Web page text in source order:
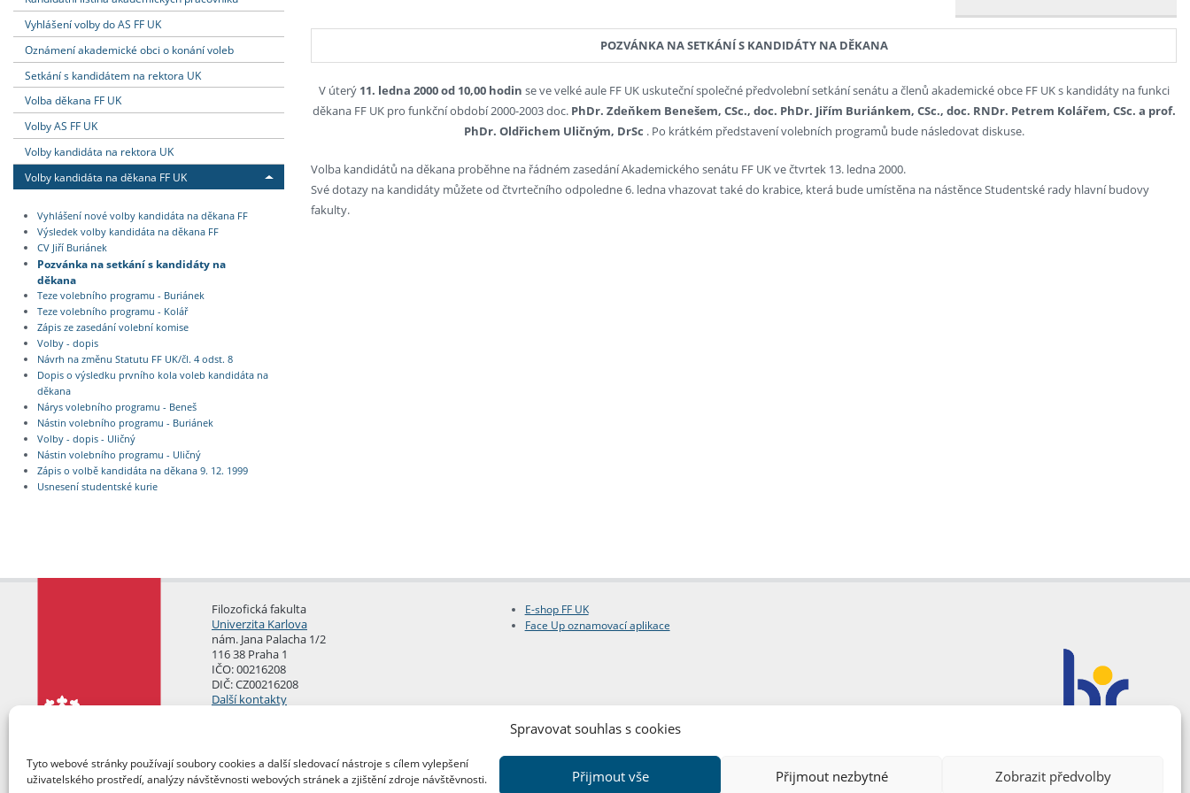
Spravovat souhlas s cookies
Tyto webové stránky používají soubory cookies a další sledovací nástroje s cílem vylepšení
uživatelského prostředí, analýzy návštěvnosti webových stránek a zjištění zdroje návštěvnosti.
Přijmout vše Přijmout nezbytné Zobrazit předvolby
Vyhlášení volby do AS FF UK
Oznámení akademické obci o konání voleb
Setkání s kandidátem na rektora UK
Volba děkana FF UK
Volby AS FF UK
Volby kandidáta na rektora UK
Volby kandidáta na děkana FF UK
Vyhlášení nové volby kandidáta na děkana FF
Výsledek volby kandidáta na děkana FF
CV Jiří Buriánek
Pozvánka na setkání s kandidáty na
děkana
Teze volebního programu - Buriánek
Teze volebního programu - Kolář
Zápis ze zasedání volební komise
Volby - dopis
Návrh na změnu Statutu FF UK/čl. 4 odst. 8
Dopis o výsledku prvního kola voleb kandidáta na
děkana
Nárys volebního programu - Beneš
Nástin volebního programu - Buriánek
Volby - dopis - Uličný
Nástin volebního programu - Uličný
Zápis o volbě kandidáta na děkana 9. 12. 1999
Usnesení studentské kurie
POZVÁNKA NA SETKÁNÍ S KANDIDÁTY NA DĚKANA
V úterý 11. ledna 2000 od 10,00 hodin se ve velké aule FF UK uskuteční společné předvolební setkání senátu a členů akademické obce FF UK s kandidáty na funkci
děkana FF UK pro funkční období 2000-2003 doc. PhDr. Zdeňkem Benešem, CSc., doc. PhDr. Jiřím Buriánkem, CSc., doc. RNDr. Petrem Kolářem, CSc. a prof.
PhDr. Oldřichem Uličným, DrSc . Po krátkém představení volebních programů bude následovat diskuse.
Volba kandidátů na děkana proběhne na řádném zasedání Akademického senátu FF UK ve čtvrtek 13. ledna 2000.
Své dotazy na kandidáty můžete od čtvrtečního odpoledne 6. ledna vhazovat také do krabice, která bude umístěna na nástěnce Studentské rady hlavní budovy
fakulty.
Filozofická fakulta
Univerzita Karlova
nám. Jana Palacha 1/2
116 38 Praha 1
IČO: 00216208
DIČ: CZ00216208
Další kontakty
E-shop FF UK
Face Up oznamovací aplikace